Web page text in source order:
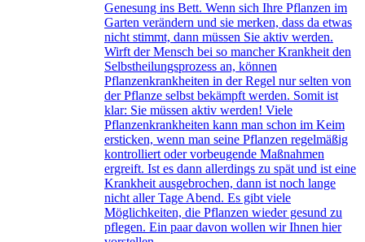
Genesung ins Bett. Wenn sich Ihre Pflanzen im
Garten verändern und sie merken, dass da etwas
nicht stimmt, dann müssen Sie aktiv werden.
Wirft der Mensch bei so mancher Krankheit den
Selbstheilungsprozess an, können
Pflanzenkrankheiten in der Regel nur selten von
der Pflanze selbst bekämpft werden. Somit ist
klar: Sie müssen aktiv werden! Viele
Pflanzenkrankheiten kann man schon im Keim
ersticken, wenn man seine Pflanzen regelmäßig
kontrolliert oder vorbeugende Maßnahmen
ergreift. Ist es dann allerdings zu spät und ist eine
Krankheit ausgebrochen, dann ist noch lange
nicht aller Tage Abend. Es gibt viele
Möglichkeiten, die Pflanzen wieder gesund zu
pflegen. Ein paar davon wollen wir Ihnen hier